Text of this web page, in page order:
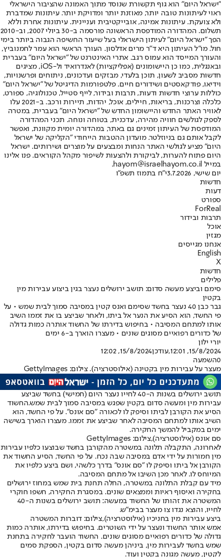
"ישראל היום" הוא גוף תקשורת שנוסד מתוך האמונה שהציבור הישראלי
ראוי לעיתונות טובה יותר, מאוזנת יותר ומדויקת יותר. עיתונות שמדברת
ולא צועקת. עיתונות אמינה, אובייקטיבית ועניינית. עיתונות אחרת וללא
תשלום. המהדורה המודפסת הראשונה פורסמה ב-30 ביולי 2007, וב-2010
הפך "ישראל היום" לעיתון הישראלי בעל שיעור החשיפה הגבוה ביותר בימי
חול. מו"ל העיתון היא ד"ר מרים אדלסון. העורך הראשי הוא עמר לחמנוביץ,
והעורך המייסד הוא עמוס רגב. אתרי האינטרנט של "ישראל היום" בעברית
ובאנגלית, כמו כן היישומונים (אפליקציות) לאנדרואיד ול-iOS, מציגים
חדשות מסביב לשעון, תוכן בלעדי, מבזקים ועדכונים, ניתוחים ופרשנויות,
וידיאו, פודקאסטים ושידורים חיים. פלטפורמות הדיגיטל של "ישראל היום"
כוללות ערוצי חדשות ודעות, תרבות ובידור, לייף סטייל, טכנולוגיה, ספורט,
כלכלה וצרכנות, בריאות, חיילים, אוכל, יהדות, תיירות ורכב. ב-2021 עלו
לאוויר האתר החדש והיישומון החדש של "ישראל היום" בעברית, במטרה
לספק לגולשים חוויה מהירה, עדכנית, בטוחה ונוחה. תכני המהדורה
המודפסת של העיתון זמינים גם באתר, במהדורה יומית מקוונת, ואפשר
לקבל אותם גם בניוזלטר. מועדון ההטבות הייחודי "הקליקה של ישראל
היום" מציע לגולשי האתר הנחות ומבצעים על מוצרים ושירותים. ישראל
היום פתוח להערות, לביקורת ולהצעות לשיפור מקהל הקוראים. פנו אלינו
במייל hayom@israelhayom.co.il.
יום שישי, 3.7.2026
י"ח בתמוז תשפ"ו
חדשות
דעות
ספורט
ForReal
תרבות ובידור
אוכל
מגזין
אנחנו מגייסים
English
X
חדשות
פלילים
סימם וביצע מעשה סדום: תושב ירושלים נעצר בגין ביצוע עבירות מין
בקטין
גבר כבן 40 נעצר בחשד שסימם ואנס קטין במסיבה סמוך לבית שמש • על
פי החשד, הוא הסיע את הנער אל ביתו, ולאחר שביצע בו את זממו השיב
אותו למתחם המסיבה • בחיפוש בדירתו של החשוד אותרה כמות גדולה
של כדורים רפואיים מסוגים שונים • מעצרו הוארך ב-6 ימים
יורי ילון
15/8/2024, 12:01
,עודכן15/8/2024, 12:02
0השמעה
מעצר על עבירות מין בקטינה (אילוסטרציה). צילום: GettyImages
תושב ירושלים בשנות ה-40 לחייו נעצר היום (חמישי) בחשד שביצע
עבירות מין ומעשה סדום בקטין שפגש במסיבה סמוך לבית שמש.החשוד
הסיע את הקורבן לביתו וסיפק לו לכאורה "סם אונס". על פי החשד, הוא
השיב אותו למתחם המסיבה לאחר שביצע את זממו. מעצרו הוארך בשישה
ימים במקביל להמשך החקירה.
סם אונס (אילוסטרציה),צילום: GettyImages
לאחרונה, התקבלה תלונה במשטרה מהקורבן בחשד שבוצעו כלפיו עבירות
מין חמורות על ידי אדם במסיבה שבה נכח. על פי החשד, הסיע החשוד את
הקורבן אל ביתו וסיפק לו "סם אונס" בדרך כלשהי, ושם ביצע כלפיו את
המיוחס לו. לאחר מכן השיבו אל מתחם המסיבה.
מיד עם קבלת התלונה במשטרה, החלה תחנת בית שמש במחוז ירושלים
בחקירה ואיסוף ראיות וממצאים שונים. במסגרת החקירה, חשפו חוקרי
המשטרה את זהותו של החשוד במעשה: תושב ירושלים בשנות ה-40
לחייו, והוצא נגדו צו מעצר בבימ"ש.
ביצע עבירות מין בחניכיו (אילוסטרציה),צילום: דוברות המשטרה
אמש אותר החשוד ונעצר על ידי השוטרים. בחיפוש בדירתו, אותרה כמות
גדולה של כדורים רפואיים מסוגים שונים. החשוד הועבר לחקירה בתחנת
שמש בחשד לעבירות מין, ביניהן מעשה סדום בקטין, הספקת סמים
לקטין, מעשה מגונה בקטין ועוד.